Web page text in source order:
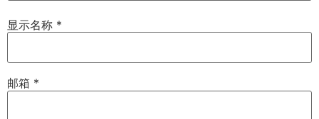
显示名称 *
邮箱 *